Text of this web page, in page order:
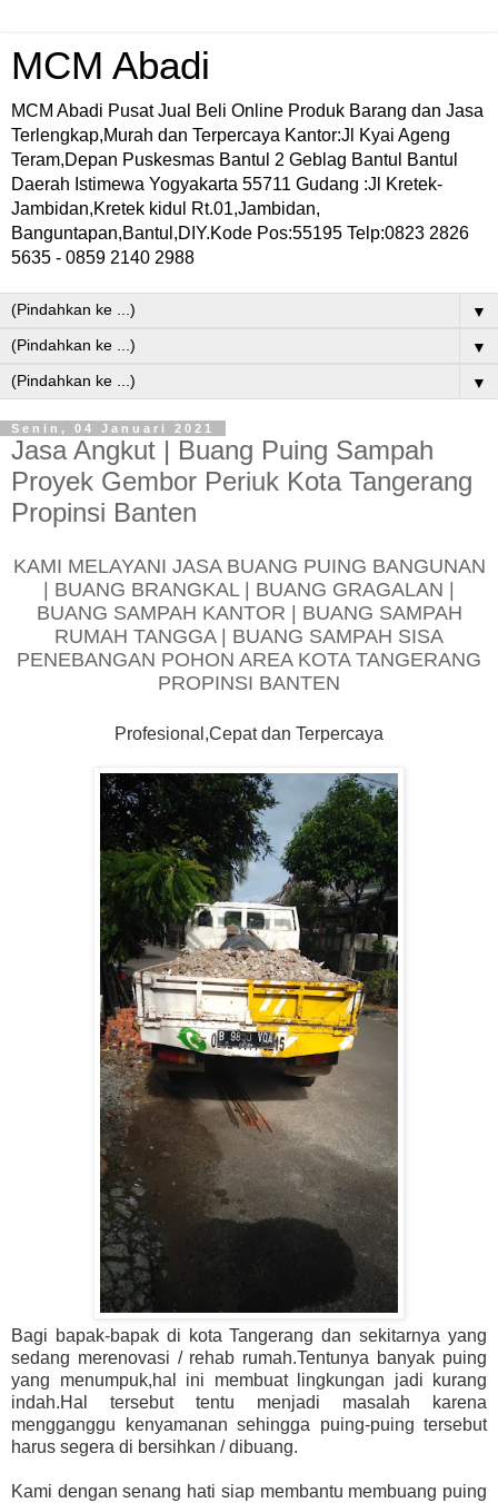
MCM Abadi
MCM Abadi Pusat Jual Beli Online Produk Barang dan Jasa
Terlengkap,Murah dan Terpercaya Kantor:Jl Kyai Ageng
Teram,Depan Puskesmas Bantul 2 Geblag Bantul Bantul
Daerah Istimewa Yogyakarta 55711 Gudang :Jl Kretek-
Jambidan,Kretek kidul Rt.01,Jambidan,
Banguntapan,Bantul,DIY.Kode Pos:55195 Telp:0823 2826
5635 - 0859 2140 2988
▼
▼
▼
Senin, 04 Januari 2021
Jasa Angkut | Buang Puing Sampah
Proyek Gembor Periuk Kota Tangerang
Propinsi Banten
KAMI MELAYANI JASA BUANG PUING BANGUNAN
| BUANG BRANGKAL | BUANG GRAGALAN |
BUANG SAMPAH KANTOR | BUANG SAMPAH
RUMAH TANGGA | BUANG SAMPAH SISA
PENEBANGAN POHON AREA KOTA TANGERANG
PROPINSI BANTEN
Profesional,Cepat dan Terpercaya
Bagi bapak-bapak di kota Tangerang dan sekitarnya yang
sedang merenovasi / rehab rumah.Tentunya banyak puing
yang menumpuk,hal ini membuat lingkungan jadi kurang
indah.Hal tersebut tentu menjadi masalah karena
mengganggu kenyamanan sehingga puing-puing tersebut
harus segera di bersihkan / dibuang.
Kami dengan senang hati siap membantu membuang puing